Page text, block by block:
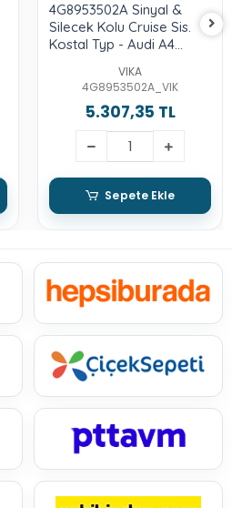
4G8953502A Sinyal &
Silecek Kolu Cruise Sis.
Kostal Typ - Audi A4
- A6 2011-2014 - A6
Quattro 2011-2015 - A7
2011-2014
VIKA
4G8953502A_VIK
5.307,35 TL
Sepete Ekle